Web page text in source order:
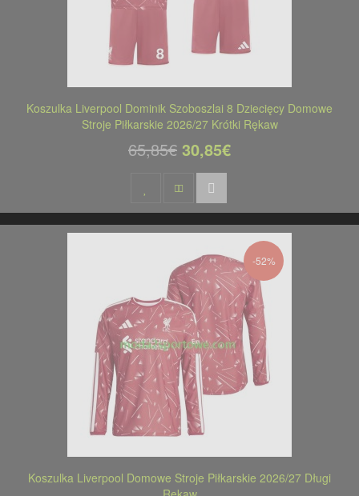
Koszulka Liverpool Dominik Szoboszlai 8 Dziecięcy Domowe
Stroje Piłkarskie 2026/27 Krótki Rękaw
65,85€ 30,85€
-52%
Koszulka Liverpool Domowe Stroje Piłkarskie 2026/27 Długi